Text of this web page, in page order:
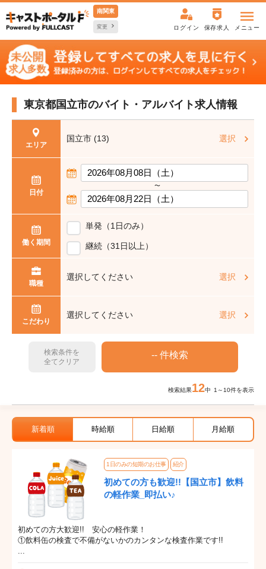
南関東
変更 ログイン 保存求人 メニュー
東京都国立市のバイト・アルバイト求人情報
エリア
国立市 (13) 選択
日付
〜
働く期間
単発（1日のみ）
継続（31日以上）
職種
選択してください 選択
こだわり
選択してください 選択
検索条件を
全てクリア
検索結果12中 1～10件を表示
新着順 時給順 日給順 月給順
1日のみの短期のお仕事 紹介
初めての方も歓迎!!【国立市】飲料
の軽作業_即払い♪
初めての方大歓迎!! 安心の軽作業！
①飲料缶の検査で不備がないかのカンタンな検査作業です!!
...